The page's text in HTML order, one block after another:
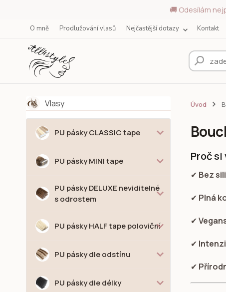
🚚 Odesílám
O mně Prodlužování vlasů Nejčastější dotazy Kontakt
Vlasy
PU pásky CLASSIC tape
PU pásky MINI tape
PU pásky DELUXE neviditelné
s odrostem
PU pásky HALF tape poloviční
PU pásky dle odstínu
PU pásky dle délky
Úvod
Proč
✔ Bez
✔ Plná
✔
✔
✔